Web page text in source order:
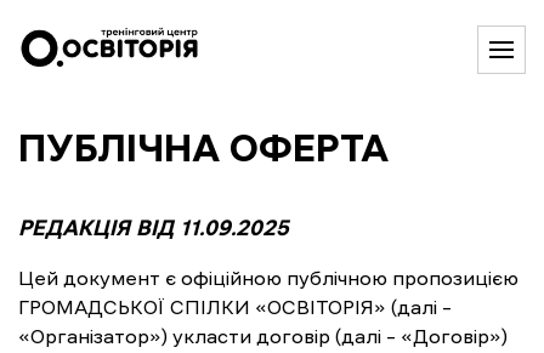
ПУБЛІЧНА ОФЕРТА
РЕДАКЦІЯ ВІД 11.09.2025
Цей документ є офіційною публічною пропозицією
ГРОМАДСЬКОЇ СПІЛКИ «ОСВІТОРІЯ» (далі –
«Організатор») укласти договір (далі – «Договір»)